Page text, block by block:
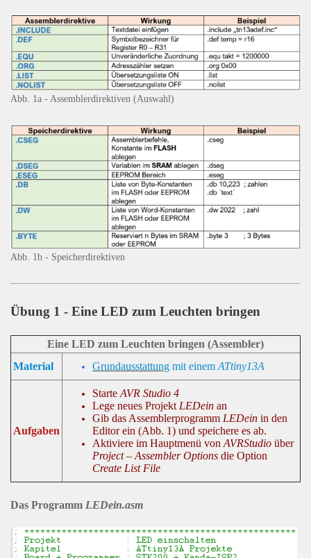
Abb. 1a - Assemblerdirektiven (Auswahl)
Abb. 1b - Speicherdirektiven
Übung 1 - Eine LED zum Leuchten bringen
Eine LED zum Leuchten bringen (Assembler)
Material
Grundausstattung mit einem ATtiny13A
Aufgaben
Starte AVR Studio 4
Lege neues Projekt LEDein an
Gib das Assemblerprogramm LEDein in den
Editor ein (Abb. 1) und speichere es ab.
Aktiviere im Hauptmenü von AVRStudio über
Project – Assembler Options die Option
Create List File
Das Programm LEDein.asm